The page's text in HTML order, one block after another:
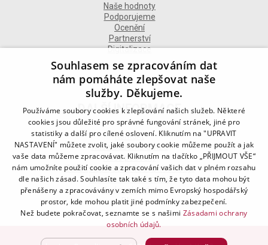
Naše hodnoty
Podporujeme
Ocenění
Partnerství
Digitalizace
DALŠÍ INFORMACE
Kontakt
Naše odborné divize
Naše pobočky
Zásady zpracování osobních údajů
Všeobecné podmínky
Kodex chování
Blog
Souhlasem se zpracováním dat
nám pomáháte zlepšovat naše
služby. Děkujeme.
Používáme soubory cookies k zlepšování našich služeb. Některé
cookies jsou důležité pro správné fungování stránek, jiné pro
statistiky a další pro cílené oslovení. Kliknutím na "UPRAVIT
NASTAVENÍ" můžete zvolit, jaké soubory cookie můžeme použít a jak
vaše data můžeme zpracovávat. Kliknutím na tlačítko „PŘIJMOUT VŠE“
nám umožníte použití cookie a zpracování vašich dat v plném rozsahu
dle našich zásad. Souhlasíte tak také s tím, že tyto data mohou být
přenášeny a zpracovávány v zemích mimo Evropský hospodářský
prostor, kde mohou platit jiné podmínky zabezpečení.
Než budete pokračovat, seznamte se s našimi Zásadami ochrany
osobních údajů.